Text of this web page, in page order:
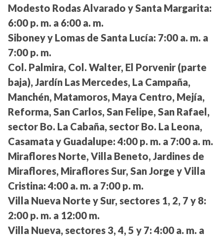
Modesto Rodas Alvarado y Santa Margarita:
6:00 p. m. a 6:00 a. m.
Siboney y Lomas de Santa Lucía: 7:00 a. m. a
7:00 p. m.
Col. Palmira, Col. Walter, El Porvenir (parte
baja), Jardín Las Mercedes, La Campaña,
Manchén, Matamoros, Maya Centro, Mejía,
Reforma, San Carlos, San Felipe, San Rafael,
sector Bo. La Cabaña, sector Bo. La Leona,
Casamata y Guadalupe: 4:00 p. m. a 7:00 a. m.
Miraflores Norte, Villa Beneto, Jardines de
Miraflores, Miraflores Sur, San Jorge y Villa
Cristina: 4:00 a. m. a 7:00 p. m.
Villa Nueva Norte y Sur, sectores 1, 2, 7 y 8:
2:00 p. m. a 12:00 m.
Villa Nueva, sectores 3, 4, 5 y 7: 4:00 a. m. a